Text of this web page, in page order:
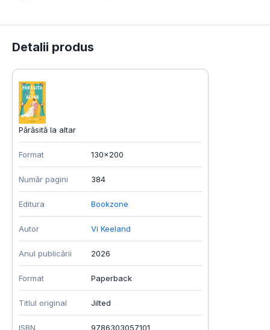
Detalii produs
Părăsită la altar
Format 130x200
Număr pagini 384
Editura Bookzone
Autor Vi Keeland
Anul publicării 2026
Format Paperback
Titlul original Jilted
ISBN 9786303057101